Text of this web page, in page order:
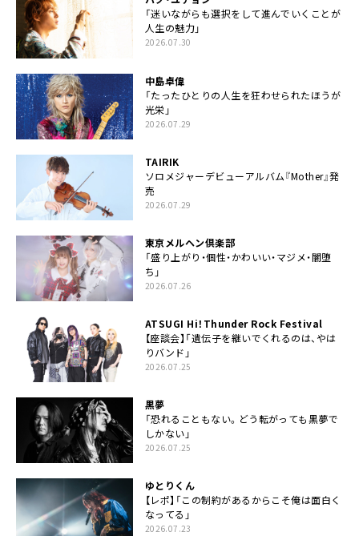
「迷いながらも選択をして進んでいくことが
人生の魅力」
2026.07.30
中島卓偉
「たったひとりの人生を狂わせられたほうが
光栄」
2026.07.29
TAIRIK
ソロメジャーデビューアルバム『Mother』発
売
2026.07.29
東京メルヘン倶楽部
「盛り上がり・個性・かわいい・マジメ・闇堕
ち」
2026.07.26
ATSUGI Hi！Thunder Rock Festival
【座談会】「遺伝子を継いでくれるのは、やは
りバンド」
2026.07.25
黒夢
「恐れることもない。どう転がっても黒夢で
しかない」
2026.07.25
ゆとりくん
【レポ】「この制約があるからこそ俺は面白く
なってる」
2026.07.23